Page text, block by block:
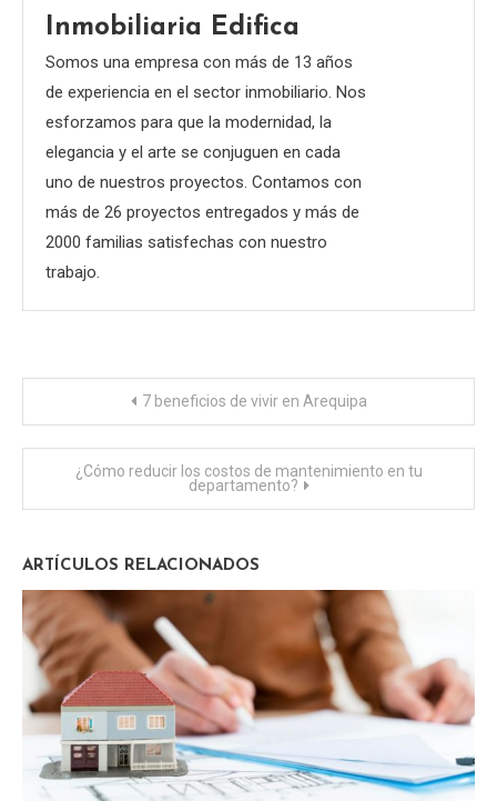
Inmobiliaria Edifica
Somos una empresa con más de 13 años
de experiencia en el sector inmobiliario. Nos
esforzamos para que la modernidad, la
elegancia y el arte se conjuguen en cada
uno de nuestros proyectos. Contamos con
más de 26 proyectos entregados y más de
2000 familias satisfechas con nuestro
trabajo.
Navegación
de
entradas
7 beneficios de vivir en Arequipa
¿Cómo reducir los costos de mantenimiento en tu
departamento?
ARTÍCULOS RELACIONADOS